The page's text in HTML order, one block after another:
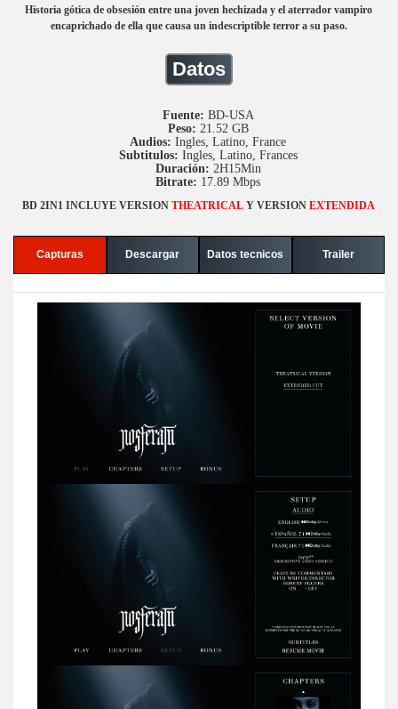
Historia gótica de obsesión entre una joven hechizada y el aterrador vampiro
encaprichado de ella que causa un indescriptible terror a su paso.
Datos
Fuente: BD-USA
Peso: 21.52 GB
Audios: Ingles, Latino, France
Subtitulos: Ingles, Latino, Frances
Duración: 2H15Min
Bitrate: 17.89 Mbps
BD 2IN1 INCLUYE VERSIONTHEATRICAL Y VERSIONEXTENDIDA
Capturas Descargar Datos tecnicos Trailer